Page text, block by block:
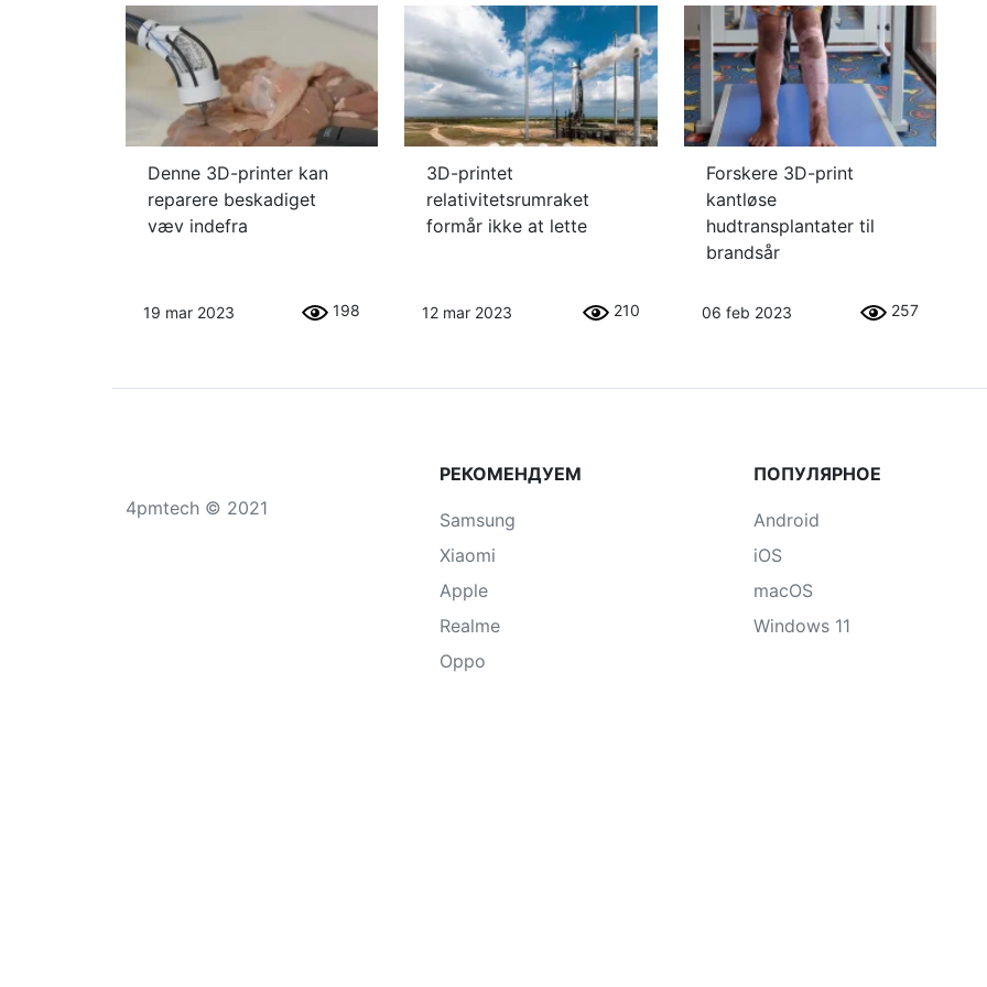
Denne 3D-printer kan
reparere beskadiget
væv indefra
19 mar 2023 198
3D-printet
relativitetsrumraket
formår ikke at lette
12 mar 2023 210
Forskere 3D-print
kantløse
hudtransplantater til
brandsår
06 feb 2023 257
4pmtech © 2021
РЕКОМЕНДУЕМ
Samsung
Xiaomi
Apple
Realme
Oppo
ПОПУЛЯРНОЕ
Android
iOS
macOS
Windows 11